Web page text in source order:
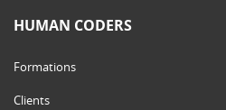
HUMAN CODERS
Formations
Clients